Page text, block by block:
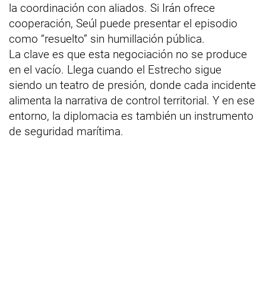
la coordinación con aliados. Si Irán ofrece
cooperación, Seúl puede presentar el episodio
como “resuelto” sin humillación pública.
La clave es que esta negociación no se produce
en el vacío. Llega cuando el Estrecho sigue
siendo un teatro de presión, donde cada incidente
alimenta la narrativa de control territorial. Y en ese
entorno, la diplomacia es también un instrumento
de seguridad marítima.